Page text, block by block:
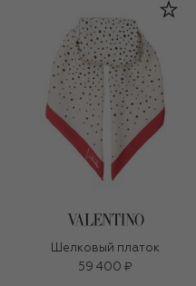
Шелковый платок
59 400 ₽